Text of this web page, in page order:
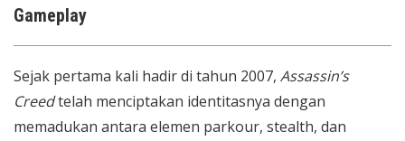
Gameplay
Sejak pertama kali hadir di tahun 2007, Assassin’s
Creedtelah menciptakan identitasnya dengan
memadukan antara elemen parkour, stealth, dan